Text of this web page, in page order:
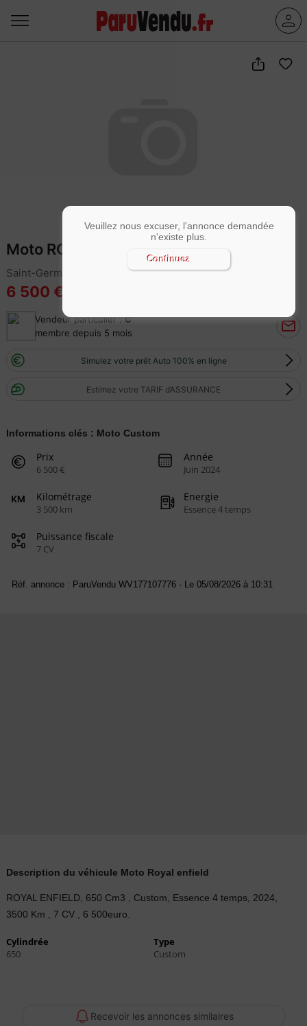
Moto ROYAL ENFIELD
Saint-Germain-du-Corbéis (61000)
6 500 €
Vendeur particulier :C
membre depuis 5 mois
Simulez votre prêt Auto 100% en ligne
Estimez votre TARIF d’ASSURANCE
Informations clés : Moto Custom
Prix
6 500 €
Année
Juin 2024
Kilométrage
3 500 km
Energie
Essence 4 temps
Puissance fiscale
7 CV
Réf. annonce : ParuVendu WV177107776 - Le 05/08/2026 à 10:31
Description du véhicule Moto Royal enfield
ROYAL ENFIELD, 650 Cm3 , Custom, Essence 4 temps, 2024,
3500 Km , 7 CV , 6 500euro.
Cylindrée
650
Type
Custom
Recevoir les annonces similaires
Veuillez nous excuser, l'annonce demandée
n'existe plus.
Continuez